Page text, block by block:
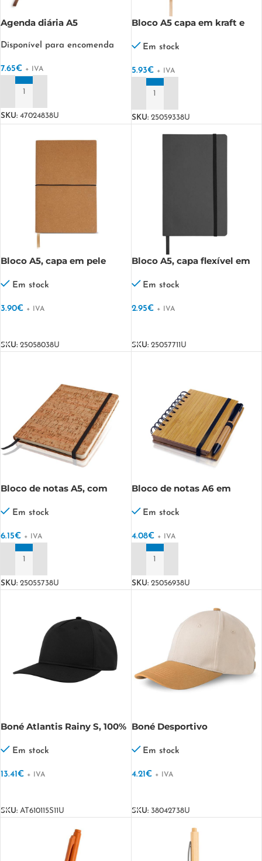
Agenda diária A5
Stockholm
Disponível para encomenda
7.65€ + IVA
SKU: 47024838U
Bloco A5 capa em kraft e
Abacork
Em stock
5.93€ + IVA
SKU: 25059338U
Bloco A5, capa em pele
Em stock
3.90€ + IVA
SKU: 25058038U
Bloco A5, capa flexível em
Em stock
2.95€ + IVA
SKU: 25057711U
Bloco de notas A5, com
Corknote A5
Em stock
6.15€ + IVA
SKU: 25055738U
Bloco de notas A6 em
Em stock
4.08€ + IVA
SKU: 25056938U
Boné Atlantis Rainy S, 100%
Em stock
13.41€ + IVA
SKU: AT610115S11U
Boné Desportivo
Duston
Em stock
4.21€ + IVA
SKU: 38042738U